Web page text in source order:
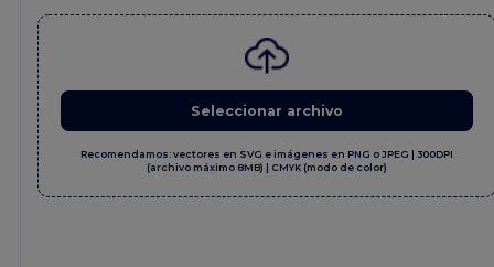
Seleccionar archivo
Recomendamos: vectores en SVG e imágenes en PNG o JPEG | 300DPI
(archivo máximo 8MB) | CMYK (modo de color)